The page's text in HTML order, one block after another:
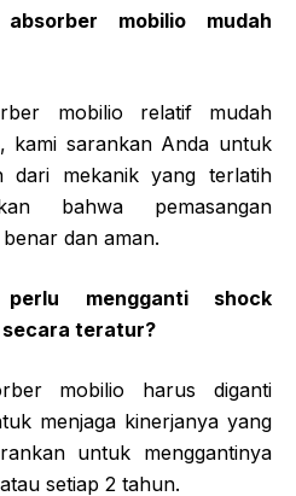
mobilio mudah
mobilio relatif mudah
kami sarankan Anda untuk
dari mekanik yang terlatih
bahwa pemasangan
dan aman.
mengganti shock
secara teratur?
mobilio harus diganti
menjaga kinerjanya yang
untuk menggantinya
setiap 2 tahun.